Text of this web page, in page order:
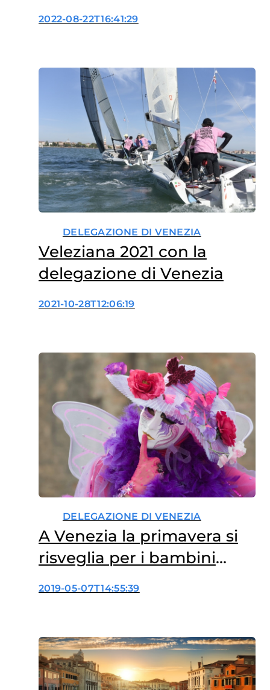
Internazionale
2022-08-22T16:41:29
DELEGAZIONE DI VENEZIA
Veleziana 2021 con la
delegazione di Venezia
2021-10-28T12:06:19
DELEGAZIONE DI VENEZIA
A Venezia la primavera si
risveglia per i bambini
malati di tumore
2019-05-07T14:55:39